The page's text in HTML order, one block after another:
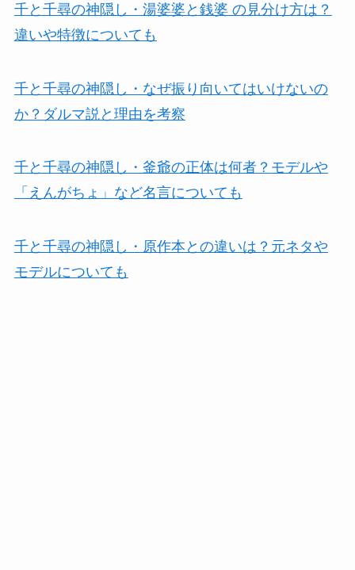
千と千尋の神隠し・湯婆婆と銭婆 の見分け方は？
違いや特徴についても
千と千尋の神隠し・なぜ振り向いてはいけないの
か？ダルマ説と理由を考察
千と千尋の神隠し・釜爺の正体は何者？モデルや
「えんがちょ」など名言についても
千と千尋の神隠し・原作本との違いは？元ネタや
モデルについても